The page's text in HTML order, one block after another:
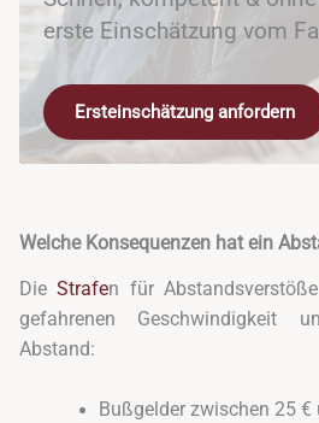
erste Einschätzung vom
Ersteinschätzung anfordern
Welche Konsequenzen hat ein
DieStrafen für
gefahrenen Geschwindigkeit
Abstand:
Bußgelder zwischen 25